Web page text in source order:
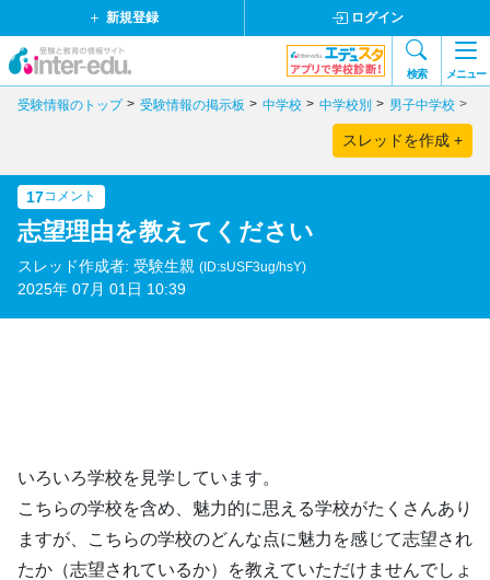
新規登録 ログイン
検索 メニュー
受験情報のトップ 受験情報の掲示板 中学校 中学校別 男子中学校
スレッドを作成 +
17コメント
志望理由を教えてください
スレッド作成者: 受験生親 (ID:sUSF3ug/hsY)
2025年 07月 01日 10:39
いろいろ学校を見学しています。
こちらの学校を含め、魅力的に思える学校がたくさんあり
ますが、こちらの学校のどんな点に魅力を感じて志望され
たか（志望されているか）を教えていただけませんでしょ